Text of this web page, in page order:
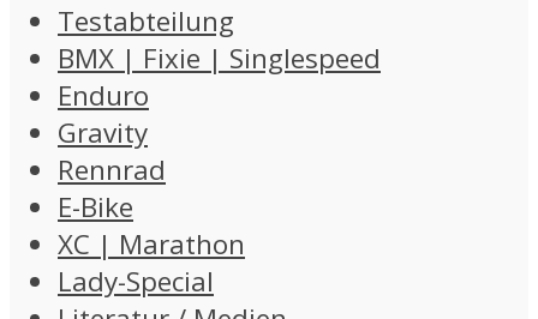
Testabteilung
BMX | Fixie | Singlespeed
Enduro
Gravity
Rennrad
E-Bike
XC | Marathon
Lady-Special